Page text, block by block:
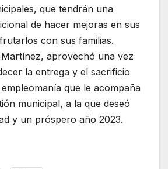
que tendrán una
de hacer mejoras en sus
con sus familias.
aprovechó una vez
la entrega y el sacrificio
que le acompaña
municipal, a la que deseó
y un próspero año 2023.